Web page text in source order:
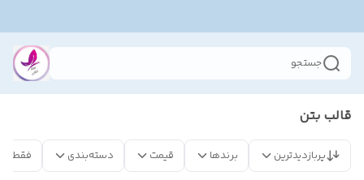
جستجو
قالب بتن
پربازدیدترین برندها قیمت دسته‌بندی فقط